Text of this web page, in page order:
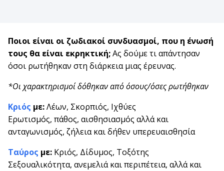
Ποιοι είναι οι ζωδιακοί συνδυασμοί, που η ένωσή
τους θα είναι εκρηκτική;Ας δούμε τι απάντησαν
όσοι ρωτήθηκαν στη διάρκεια μιας έρευνας.
*Οι χαρακτηρισμοί δόθηκαν από όσους/όσες ρωτήθηκαν
Κριός με:Λέων, Σκορπιός, Ιχθύες
Ερωτισμός, πάθος, αισθησιασμός αλλά και
ανταγωνισμός, ζήλεια και δήθεν υπερευαισθησία
Ταύρος με: Κριός, Δίδυμος, Τοξότης
Σεξουαλικότητα, ανεμελιά και περιπέτεια, αλλά και